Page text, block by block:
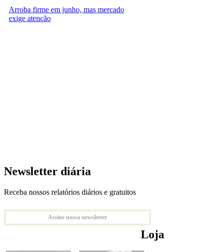
Arroba firme em junho, mas mercado
exige atenção
Newsletter diária
Receba nossos relatórios diários e gratuitos
Assine nossa newsletter
Loja